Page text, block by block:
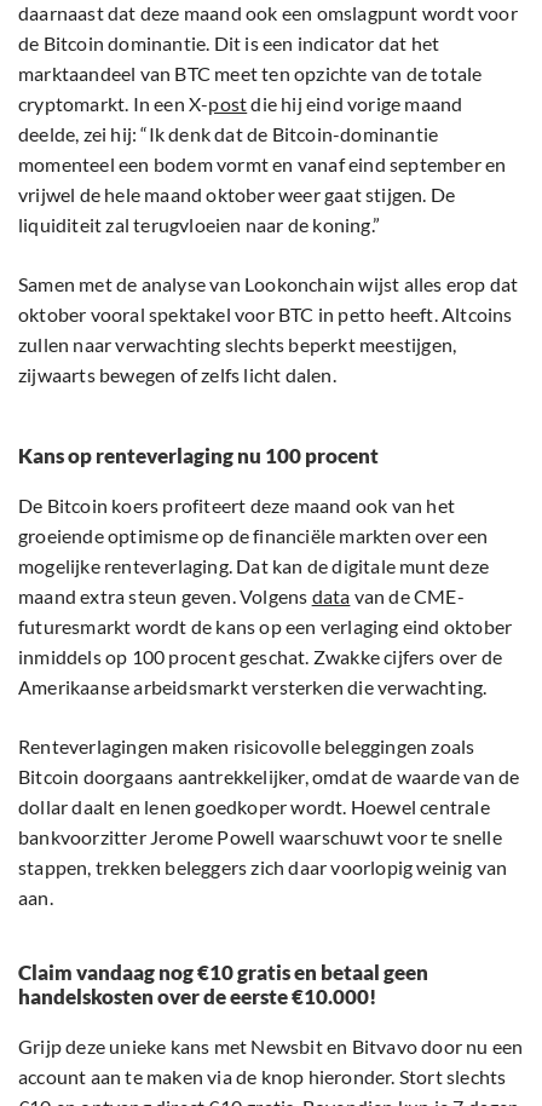
daarnaast dat deze maand ook een omslagpunt wordt voor
de Bitcoin dominantie. Dit is een indicator dat het
marktaandeel van BTC meet ten opzichte van de totale
cryptomarkt. In een X-postdie hij eind vorige maand
deelde, zei hij: “Ik denk dat de Bitcoin-dominantie
momenteel een bodem vormt en vanaf eind september en
vrijwel de hele maand oktober weer gaat stijgen. De
liquiditeit zal terugvloeien naar de koning.”
Samen met de analyse van Lookonchain wijst alles erop dat
oktober vooral spektakel voor BTC in petto heeft. Altcoins
zullen naar verwachting slechts beperkt meestijgen,
zijwaarts bewegen of zelfs licht dalen.
Kans op renteverlaging nu 100 procent
De Bitcoin koers profiteert deze maand ook van het
groeiende optimisme op de financiële markten over een
mogelijke renteverlaging. Dat kan de digitale munt deze
maand extra steun geven. Volgens data van de CME-
futuresmarkt wordt de kans op een verlaging eind oktober
inmiddels op 100 procent geschat. Zwakke cijfers over de
Amerikaanse arbeidsmarkt versterken die verwachting.
Renteverlagingen maken risicovolle beleggingen zoals
Bitcoin doorgaans aantrekkelijker, omdat de waarde van de
dollar daalt en lenen goedkoper wordt. Hoewel centrale
bankvoorzitter Jerome Powell waarschuwt voor te snelle
stappen, trekken beleggers zich daar voorlopig weinig van
aan.
Claim vandaag nog €10 gratis en betaal geen
handelskosten over de eerste €10.000!
Grijp deze unieke kans met Newsbit en Bitvavo door nu een
account aan te maken via de knop hieronder. Stort slechts